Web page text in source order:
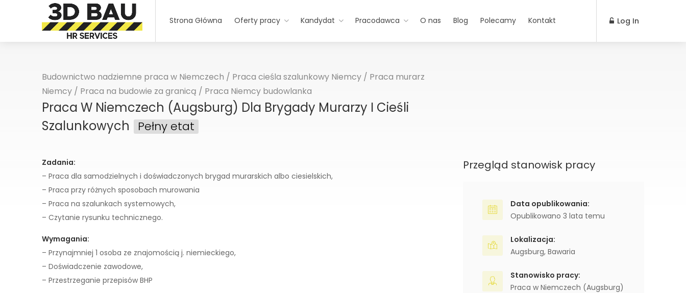
Strona Główna Oferty pracy Kandydat Pracodawca O nas Blog Polecamy Kontakt Log In
Budownictwo nadziemne praca w Niemczech / Praca cieśla szalunkowy Niemcy / Praca murarz
Niemcy / Praca na budowie za granicą / Praca Niemcy budowlanka
Praca W Niemczech (Augsburg) Dla Brygady Murarzy I Cieśli
Szalunkowych
Pełny etat
Zadania:
– Praca dla samodzielnych i doświadczonych brygad murarskich albo ciesielskich,
– Praca przy różnych sposobach murowania
– Praca na szalunkach systemowych,
– Czytanie rysunku technicznego.
Wymagania:
– Przynajmniej 1 osoba ze znajomością j. niemieckiego,
– Doświadczenie zawodowe,
– Przestrzeganie przepisów BHP
Przegląd stanowisk pracy
Data opublikowania:
Opublikowano 3 lata temu
Lokalizacja:
Augsburg, Bawaria
Stanowisko pracy:
Praca w Niemczech (Augsburg)